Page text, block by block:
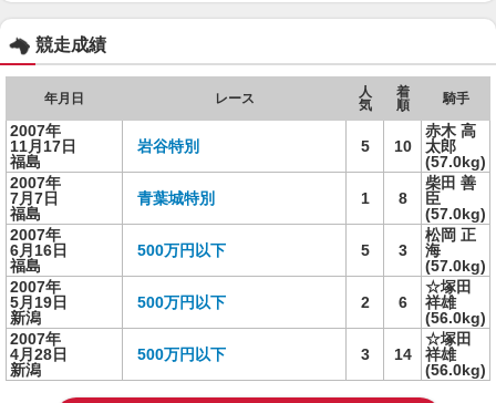
競走成績
年月日 レース
人
気
着
順
騎手
2007年
11月17日
福島
岩谷特別 5 10
赤木 高
太郎
(57.0kg)
2007年
7月7日
福島
青葉城特別 1 8
柴田 善
臣
(57.0kg)
2007年
6月16日
福島
500万円以下 5 3
松岡 正
海
(57.0kg)
2007年
5月19日
新潟
500万円以下 2 6
☆塚田
祥雄
(56.0kg)
2007年
4月28日
新潟
500万円以下 3 14
☆塚田
祥雄
(56.0kg)